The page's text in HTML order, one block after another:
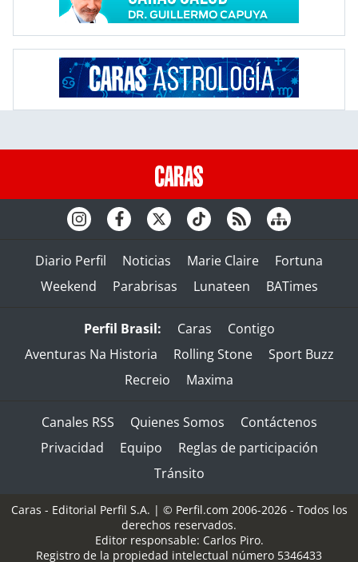
Diario Perfil Noticias Marie Claire
Fortuna
Weekend
Parabrisas Lunateen BATimes
Perfil Brasil: Caras
Contigo
Aventuras Na Historia
Rolling Stone
Sport Buzz
Recreio
Maxima
Canales RSS Quienes Somos
Contáctenos
Privacidad
Equipo
Reglas de participación
Tránsito
Caras - Editorial Perfil S.A. | © Perfil.com 2006-2026 - Todos los
derechos reservados.
Editor responsable: Carlos Piro.
Registro de la propiedad intelectual número 5346433